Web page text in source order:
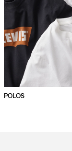
POLOS